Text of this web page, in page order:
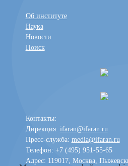
Об институте
Наука
Новости
Поиск
Контакты:
Дирекция: ifaran@ifaran.ru
Пресс-служба: media@ifaran.ru
Телефон: +7 (495) 951-55-65
Адрес: 119017, Москва,